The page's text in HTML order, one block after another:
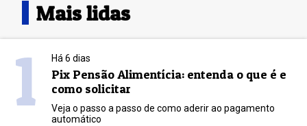
Mais lidas
1 Há 6 dias
Pix Pensão Alimentícia: entenda o que é e
como solicitar
Veja o passo a passo de como aderir ao pagamento
automático